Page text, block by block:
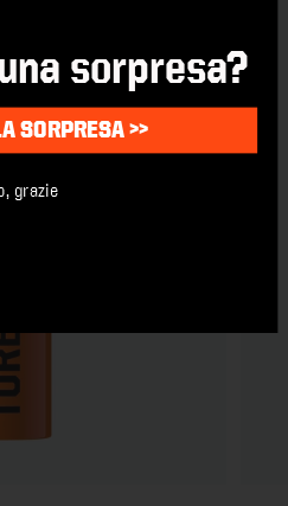
sorpresa?
SORPRESA >>
grazie